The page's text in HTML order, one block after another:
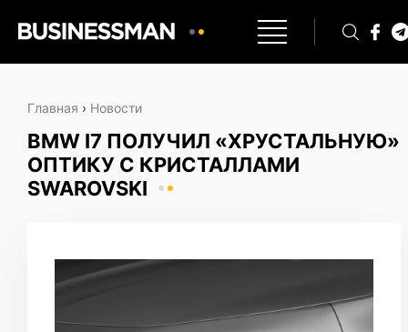
Главная › Новости
BMW I7 ПОЛУЧИЛ «ХРУСТАЛЬНУЮ»
ОПТИКУ С КРИСТАЛЛАМИ
SWAROVSKI